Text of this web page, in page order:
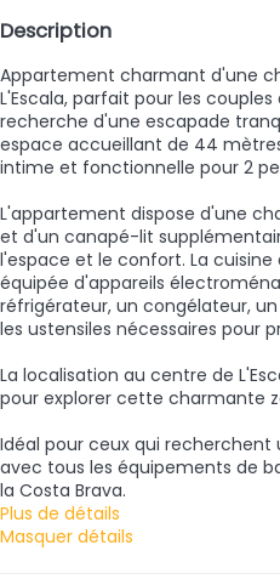
Description
Appartement charmant d'une
L'Escala, parfait pour les
recherche d'une escapade
espace accueillant de 44
intime et fonctionnelle pour 2
L'appartement dispose d'une
et d'un canapé-lit
l'espace et le confort. La
équipée d'appareils
réfrigérateur, un congélateur,
les ustensiles nécessaires pour
La localisation au centre de
pour explorer cette charmante
Idéal pour ceux qui
avec tous les équipements de
la Costa Brava.
Plus de détails
Masquer détails